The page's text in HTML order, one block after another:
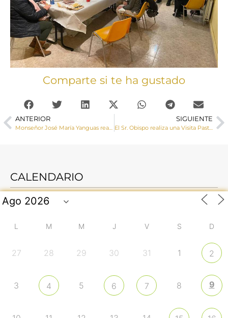
Comparte si te ha gustado
ANTERIOR
Monseñor José María Yanguas realiza una Visita Pastoral a Uña
SIGUIENTE
El Sr. Obispo realiza una Visita Pastoral e imparte el sacramento de la Confirmaciones en Zarzuela
CALENDARIO
L M M J V S D
27 28 29 30 31 1 2
3 4 5 6 7 8 9